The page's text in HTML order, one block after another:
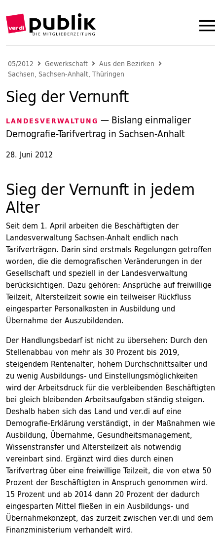
05/2012 Gewerkschaft
Aus den Bezirken
Sachsen, Sachsen-Anhalt, Thüringen
Sieg der Vernunft
LANDESVERWALTUNG — Bislang einmaliger
Demografie-Tarifvertrag in Sachsen-Anhalt
28. Juni 2012
Sieg der Vernunft in jedem
Alter
Seit dem 1. April arbeiten die Beschäftigten der
Landesverwaltung Sachsen-Anhalt endlich nach
Tarifverträgen. Darin sind erstmals Regelungen getroffen
worden, die die demografischen Veränderungen in der
Gesellschaft und speziell in der Landesverwaltung
berücksichtigen. Dazu gehören: Ansprüche auf freiwillige
Teilzeit, Altersteilzeit sowie ein teilweiser Rückfluss
eingesparter Personalkosten in Ausbildung und
Übernahme der Auszubildenden.
Der Handlungsbedarf ist nicht zu übersehen: Durch den
Stellenabbau von mehr als 30 Prozent bis 2019,
steigendem Rentenalter, hohem Durchschnittsalter und
zu wenig Ausbildungs- und Einstellungsmöglichkeiten
wird der Arbeitsdruck für die verbleibenden Beschäftigten
bei gleich bleibenden Arbeitsaufgaben ständig steigen.
Deshalb haben sich das Land und ver.di auf eine
Demografie-Erklärung verständigt, in der Maßnahmen wie
Ausbildung, Übernahme, Gesundheitsmanagement,
Wissenstransfer und Altersteilzeit als notwendig
vereinbart sind. Ergänzt wird dies durch einen
Tarifvertrag über eine freiwillige Teilzeit, die von etwa 50
Prozent der Beschäftigten in Anspruch genommen wird.
15 Prozent und ab 2014 dann 20 Prozent der dadurch
eingesparten Mittel fließen in ein Ausbildungs- und
Übernahmekonzept, das zurzeit zwischen ver.di und dem
Finanzministerium verhandelt wird.